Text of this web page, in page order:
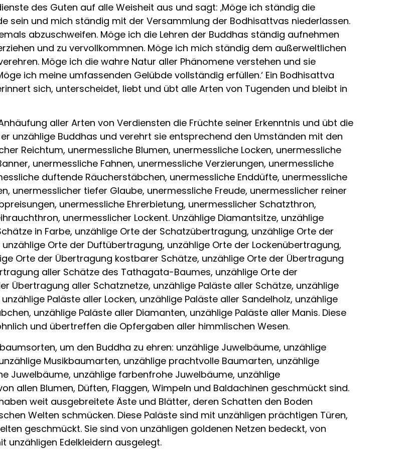
des Guten auf alle Weisheit aus und sagt: ‚Möge ich ständig die
sein und mich ständig mit der Versammlung der Bodhisattvas niederlassen.
abzuschweifen. Möge ich die Lehren der Buddhas ständig aufnehmen
und zu vervollkommnen. Möge ich mich ständig dem außerweltlichen
Möge ich die wahre Natur aller Phänomene verstehen und sie
ich meine umfassenden Gelübde vollständig erfüllen.‘ Ein Bodhisattva
sich, unterscheidet, liebt und übt alle Arten von Tugenden und bleibt in
aller Arten von Verdiensten die Früchte seiner Erkenntnis und übt die
unzählige Buddhas und verehrt sie entsprechend den Umständen mit den
Reichtum, unermessliche Blumen, unermessliche Locken, unermessliche
unermessliche Fahnen, unermessliche Verzierungen, unermessliche
duftende Räucherstäbchen, unermessliche Enddüfte, unermessliche
unermesslicher tiefer Glaube, unermessliche Freude, unermesslicher reiner
unermessliche Ehrerbietung, unermesslicher Schatzthron,
unermesslicher Lockent. Unzählige Diamantsitze, unzählige
in Farbe, unzählige Orte der Schatzübertragung, unzählige Orte der
Orte der Duftübertragung, unzählige Orte der Lockenübertragung,
Orte der Übertragung kostbarer Schätze, unzählige Orte der Übertragung
aller Schätze des Tathagata-Baumes, unzählige Orte der
Übertragung aller Schatznetze, unzählige Paläste aller Schätze, unzählige
Paläste aller Locken, unzählige Paläste aller Sandelholz, unzählige
unzählige Paläste aller Diamanten, unzählige Paläste aller Manis. Diese
und übertreffen die Opfergaben aller himmlischen Wesen.
um den Buddha zu ehren: unzählige Juwelbäume, unzählige
Musikbaumarten, unzählige prachtvolle Baumarten, unzählige
Juwelbäume, unzählige farbenfrohe Juwelbäume, unzählige
allen Blumen, Düften, Flaggen, Wimpeln und Baldachinen geschmückt sind.
weit ausgebreitete Äste und Blätter, deren Schatten den Boden
Welten schmücken. Diese Paläste sind mit unzähligen prächtigen Türen,
geschmückt. Sie sind von unzähligen goldenen Netzen bedeckt, von
unzähligen Edelkleidern ausgelegt.